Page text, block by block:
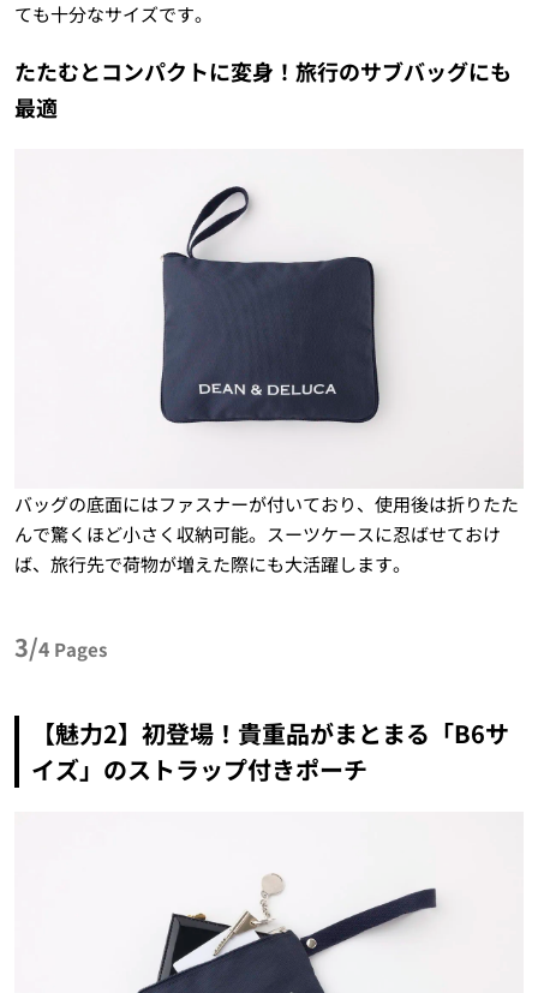
ても十分なサイズです。
たたむとコンパクトに変身！旅行のサブバッグにも
最適
バッグの底面にはファスナーが付いており、使用後は折りたた
んで驚くほど小さく収納可能。スーツケースに忍ばせておけ
ば、旅行先で荷物が増えた際にも大活躍します。
3/4 Pages
【魅力2】初登場！貴重品がまとまる「B6サ
イズ」のストラップ付きポーチ